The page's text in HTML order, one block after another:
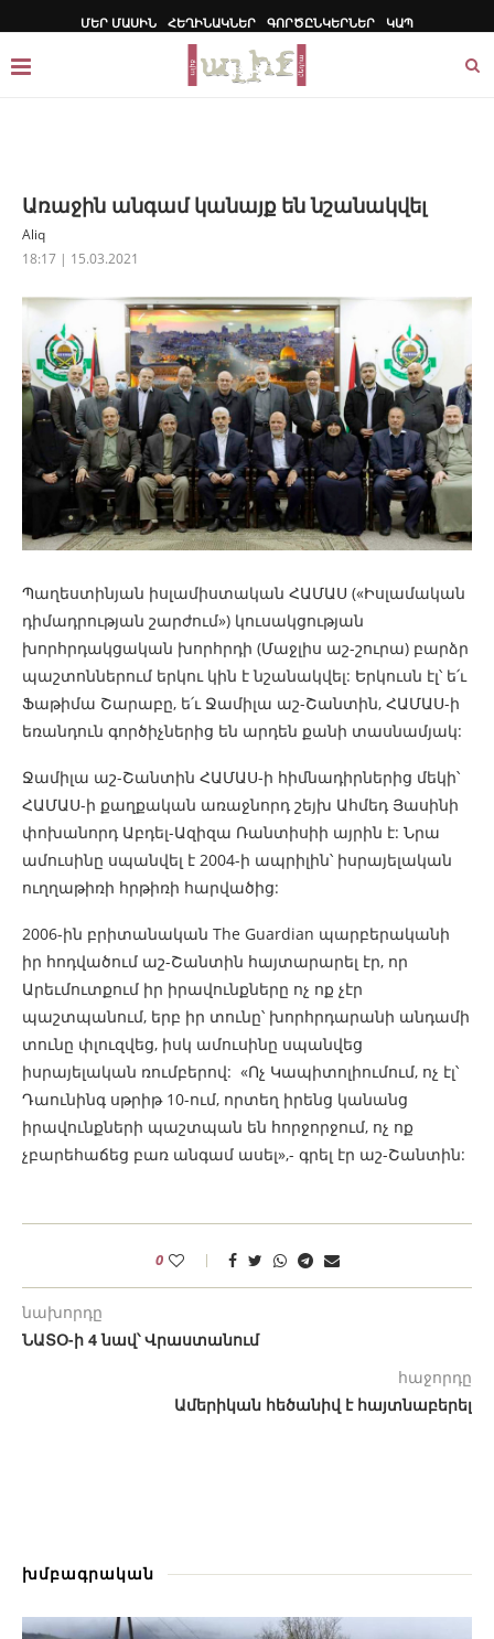
ՄԵՐ ՄԱՍԻՆ ՀԵՂԻՆԱԿՆԵՐ ԳՈՐԾԸՆԿԵՐՆԵՐ ԿԱՊ
Առաջին անգամ կանայք են նշանակվել
Aliq
18:17 | 15.03.2021
Պաղեստինյան իսլամիստական ՀԱՄԱՍ («Իսլամական
դիմադրության շարժում») կուսակցության
խորհրդակցական խորհրդի (Մաջլիս աշ-շուրա) բարձր
պաշտոններում երկու կին է նշանակվել: Երկուսն էլ՝ ե՛ւ
Ֆաթիմա Շարաբը, ե՛ւ Ջամիլա աշ-Շանտին, ՀԱՄԱՍ-ի
եռանդուն գործիչներից են արդեն քանի տասնամյակ:
Ջամիլա աշ-Շանտին ՀԱՄԱՍ-ի հիմնադիրներից մեկի՝
ՀԱՄԱՍ-ի քաղքական առաջնորդ շեյխ Ահմեդ Յասինի
փոխանորդ Աբդել-Ազիզա Ռանտիսիի այրին է: Նրա
ամուսինը սպանվել է 2004-ի ապրիլին՝ իսրայելական
ուղղաթիռի հրթիռի հարվածից:
2006-ին բրիտանական The Guardian պարբերականի
իր հոդվածում աշ-Շանտին հայտարարել էր, որ
Արեւմուտքում իր իրավունքները ոչ ոք չէր
պաշտպանում, երբ իր տունը՝ խորհրդարանի անդամի
տունը փլուզվեց, իսկ ամուսինը սպանվեց
իսրայելական ռումբերով: «Ոչ Կապիտոլիումում, ոչ էլ՝
Դաունինգ սթրիթ 10-ում, որտեղ իրենց կանանց
իրավունքների պաշտպան են հորջորջում, ոչ ոք
չբարեհաճեց բառ անգամ ասել»,- գրել էր աշ-Շանտին:
0
նախորդը
ՆԱՏՕ-ի 4 նավ՝ Վրաստանում
հաջորդը
Ամերիկան հեծանիվ է հայտնաբերել
խմբագրական